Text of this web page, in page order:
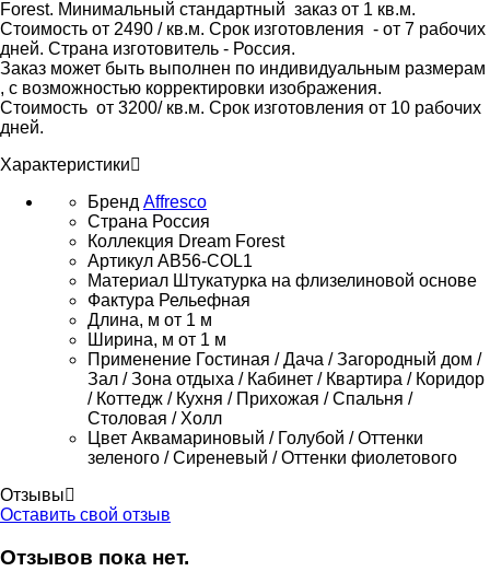
Forest. Минимальный стандартный заказ от 1 кв.м.
Стоимость от 2490 / кв.м. Срок изготовления - от 7 рабочих
дней. Страна изготовитель - Россия.
Заказ может быть выполнен по индивидуальным размерам
, с возможностью корректировки изображения.
Стоимость от 3200/ кв.м. Срок изготовления от 10 рабочих
дней.
Характеристики
Бренд Affresco
Страна Россия
Коллекция Dream Forest
Артикул AB56-COL1
Материал Штукатурка на флизелиновой основе
Фактура Рельефная
Длина, м от 1 м
Ширина, м от 1 м
Применение Гостиная / Дача / Загородный дом /
Зал / Зона отдыха / Кабинет / Квартира / Коридор
/ Коттедж / Кухня / Прихожая / Спальня /
Столовая / Холл
Цвет Аквамариновый / Голубой / Оттенки
зеленого / Сиреневый / Оттенки фиолетового
Отзывы
Оставить свой отзыв
Отзывов пока нет.